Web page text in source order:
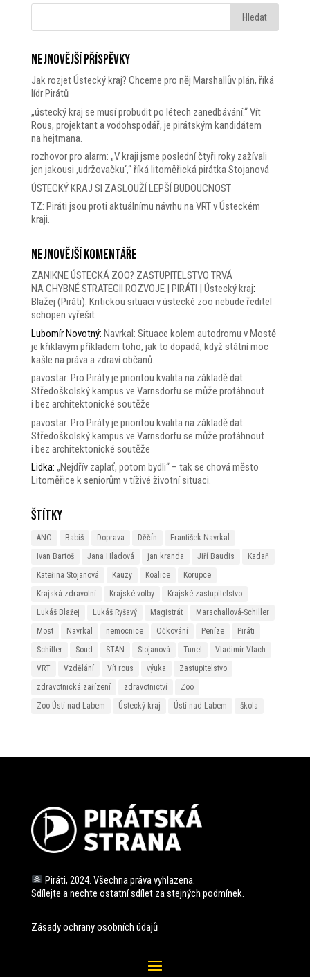
Nejnovější příspěvky
Jak rozjet Ústecký kraj? Chceme pro něj Marshallův plán, říká
lídr Pirátů
„ústecký kraj se musí probudit po létech zanedbávání.“ Vít
Rous, projektant a vodohspodář, je pirátským kandidátem
na hejtmana.
rozhovor pro alarm: „V kraji jsme poslední čtyři roky zažívali
jen jakousi ‚udržovačku‘,“ říká litoměřická pirátka Stojanová
ÚSTECKÝ KRAJ SI ZASLOUŽÍ LEPŠÍ BUDOUCNOST
TZ: Piráti jsou proti aktuálnímu návrhu na VRT v Ústeckém
kraji.
Nejnovější komentáře
ZANIKNE ÚSTECKÁ ZOO? ZASTUPITELSTVO TRVÁ
NA CHYBNÉ STRATEGII ROZVOJE | PIRÁTI | Ústecký kraj:
Blažej (Piráti): Kritickou situaci v ústecké zoo nebude ředitel
schopen vyřešit
Lubomír Novotný: Navrkal: Situace kolem autodromu v Mostě
je křiklavým příkladem toho, jak to dopadá, když státní moc
kašle na práva a zdraví občanů.
pavostar: Pro Piráty je prioritou kvalita na základě dat.
Středoškolský kampus ve Varnsdorfu se může protáhnout
i bez architektonické soutěže
pavostar: Pro Piráty je prioritou kvalita na základě dat.
Středoškolský kampus ve Varnsdorfu se může protáhnout
i bez architektonické soutěže
Lidka: „Nejdřív zaplať, potom bydli“ – tak se chová město
Litoměřice k seniorům v tíživé životní situaci.
Štítky
ANO Babiš Doprava Děčín
František Navrkal
Ivan Bartoš
Jana Hladová jan kranda Jiří Baudis
Kadaň
Kateřina Stojanová
Kauzy Koalice
Korupce
Krajská zdravotní
Krajské volby
Krajské zastupitelstvo
Lukáš Blažej
Lukáš Ryšavý Magistrát
Marschallová-Schiller
Most
Navrkal nemocnice Očkování Peníze
Piráti
Schiller
Soud STAN Stojanová Tunel
Vladimír Vlach
VRT
Vzdělání Vít rous výuka
Zastupitelstvo
zdravotnická zařízení
zdravotnictví
Zoo
Zoo Ústí nad Labem
Ústecký kraj Ústí nad Labem škola
Piráti, 2024. Všechna práva vyhlazena.
Sdílejte a nechte ostatní sdílet za stejných podmínek.
Zásady ochrany osobních údajů